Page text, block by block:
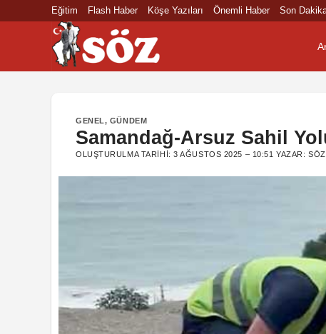
Eğitim Flash Haber Köşe Yazıları Önemli Haber Son
GENEL, GÜNDEM
Samandağ-Arsuz Sahil
OLUŞTURULMA TARIHI:3 AĞUSTOS 2025 – 10:51 YAZAR: